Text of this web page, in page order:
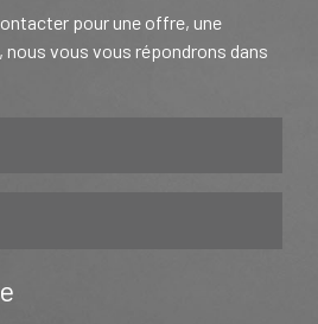
pour une offre, une
nous vous vous répondrons dans